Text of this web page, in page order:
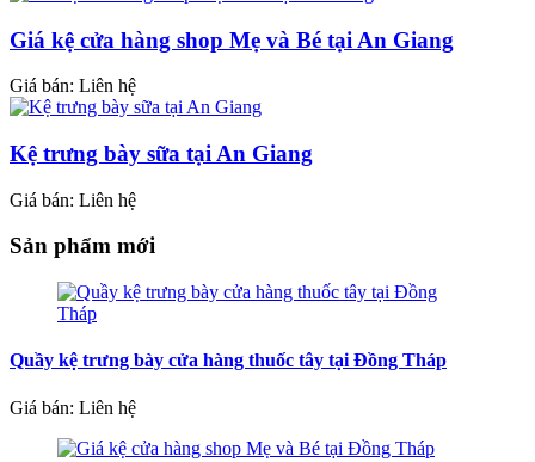
Giá kệ cửa hàng shop Mẹ và Bé tại An Giang
Giá bán: Liên hệ
Kệ trưng bày sữa tại An Giang
Giá bán: Liên hệ
Sản phẩm mới
Quầy kệ trưng bày cửa hàng thuốc tây tại Đồng Tháp
Giá bán: Liên hệ